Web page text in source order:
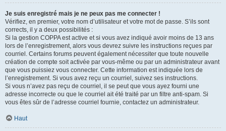
Je suis enregistré mais je ne peux pas me connecter !
Vérifiez, en premier, votre nom d’utilisateur et votre mot de passe. S’ils sont
corrects, il y a deux possibilités :
Si la gestion COPPA est active et si vous avez indiqué avoir moins de 13 ans
lors de l’enregistrement, alors vous devrez suivre les instructions reçues par
courriel. Certains forums peuvent également nécessiter que toute nouvelle
création de compte soit activée par vous-même ou par un administrateur avant
que vous puissiez vous connecter. Cette information est indiquée lors de
l’enregistrement. Si vous avez reçu un courriel, suivez ses instructions.
Si vous n’avez pas reçu de courriel, il se peut que vous ayez fourni une
adresse incorrecte ou que le courriel ait été traité par un filtre anti-spam. Si
vous êtes sûr de l’adresse courriel fournie, contactez un administrateur.
Haut